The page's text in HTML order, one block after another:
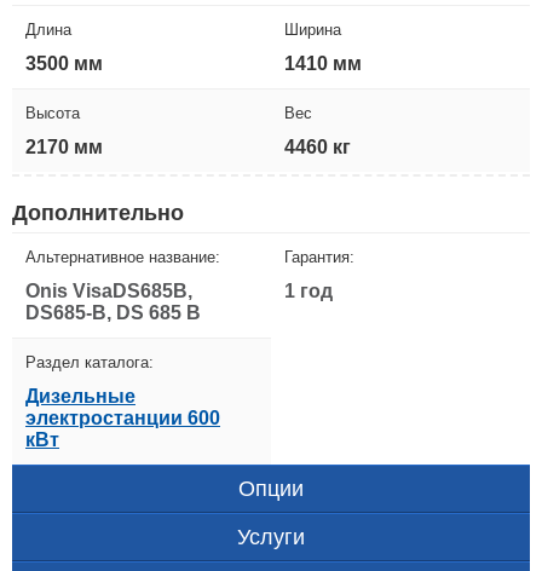
Длина
3500 мм
Ширина
1410 мм
Высота
2170 мм
Вес
4460 кг
Дополнительно
Альтернативное название:
Onis VisaDS685B,
DS685-B, DS 685 B
Гарантия:
1 год
Раздел каталога:
Дизельные
электростанции 600
кВт
Опции
Услуги